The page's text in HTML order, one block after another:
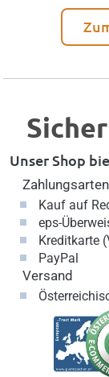
Unser Shop
Zahlungsarten
Kauf auf
eps-
Kreditkarte
PayPal
Versand